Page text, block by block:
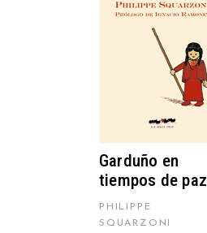
AÑADIR AL
CARRITO
Garduño en
tiempos de paz
PHILIPPE
SQUARZONI